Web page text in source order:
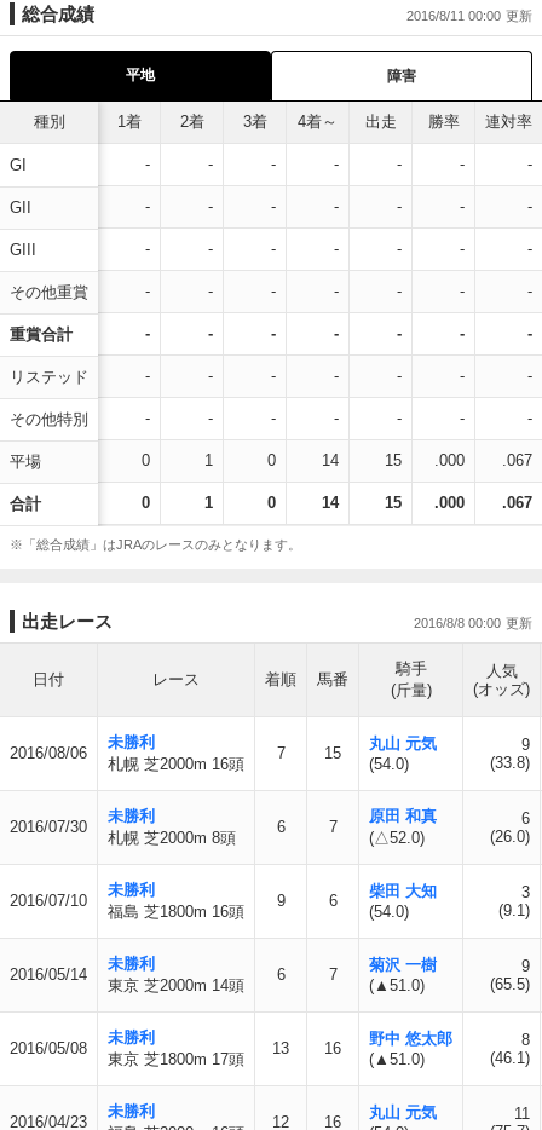
総合成績 2016/8/11 00:00
平地 障害
種別
GI
GII
GIII
その他重賞
重賞合計
リステッド
その他特別
平場
合計
1着 2着 3着 4着～ 出走 勝率 連対率
- - - - - - -
- - - - - - -
- - - - - - -
- - - - - - -
- - - - - - -
- - - - - - -
- - - - - - -
0 1 0 14 15 .000 .067
0 1 0 14 15 .000 .067
※「総合成績」はJRAのレースのみとなります。
出走レース 2016/8/8 00:00
日付 レース 着順 馬番
騎手
(斤量)
人気
(オッズ)
2016/08/06
未勝利
札幌 芝2000m 16頭
7 15
丸山 元気
(54.0)
9
(33.8)
2016/07/30
未勝利
札幌 芝2000m 8頭
6 7
原田 和真
(△52.0)
6
(26.0)
2016/07/10
未勝利
福島 芝1800m 16頭
9 6
柴田 大知
(54.0)
3
(9.1)
2016/05/14
未勝利
東京 芝2000m 14頭
6 7
菊沢 一樹
(▲51.0)
9
(65.5)
2016/05/08
未勝利
東京 芝1800m 17頭
13 16
野中 悠太郎
(▲51.0)
8
(46.1)
2016/04/23
未勝利
12 16
丸山 元気
11